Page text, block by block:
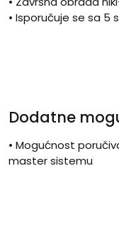
• Isporučuje se sa 5
Dodatne
• Mogućnost
master sistemu